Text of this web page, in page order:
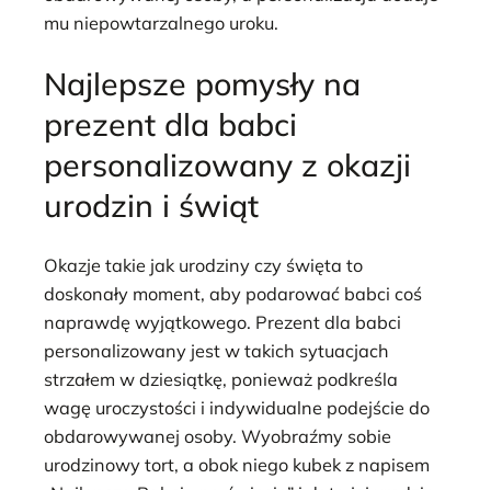
mu niepowtarzalnego uroku.
Najlepsze pomysły na
prezent dla babci
personalizowany z okazji
urodzin i świąt
Okazje takie jak urodziny czy święta to
doskonały moment, aby podarować babci coś
naprawdę wyjątkowego. Prezent dla babci
personalizowany jest w takich sytuacjach
strzałem w dziesiątkę, ponieważ podkreśla
wagę uroczystości i indywidualne podejście do
obdarowywanej osoby. Wyobraźmy sobie
urodzinowy tort, a obok niego kubek z napisem